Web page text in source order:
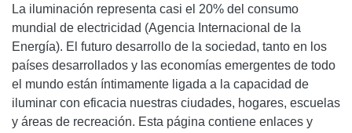
La iluminación representa casi el 20% del consumo
mundial de electricidad (Agencia Internacional de la
Energía). El futuro desarrollo de la sociedad, tanto en los
países desarrollados y las economías emergentes de todo
el mundo están íntimamente ligada a la capacidad de
iluminar con eficacia nuestras ciudades, hogares, escuelas
y áreas de recreación. Esta página contiene enlaces y